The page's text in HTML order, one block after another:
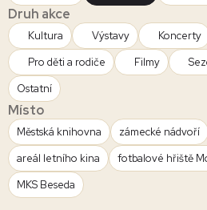
Druh akce
Kultura Výstavy Koncerty
Pro děti a rodiče
Filmy
Ostatní
Místo
Městská knihovna zámecké nádvoří
areál letního kina
fotbalové hřiště
MKS Beseda